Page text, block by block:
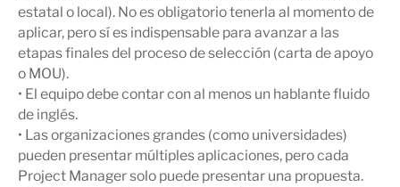
estatal o local). No es obligatorio tenerla al momento de
aplicar, pero sí es indispensable para avanzar a las
etapas finales del proceso de selección (carta de apoyo
o MOU).
• El equipo debe contar con al menos un hablante fluido
de inglés.
• Las organizaciones grandes (como universidades)
pueden presentar múltiples aplicaciones, pero cada
Project Manager solo puede presentar una propuesta.